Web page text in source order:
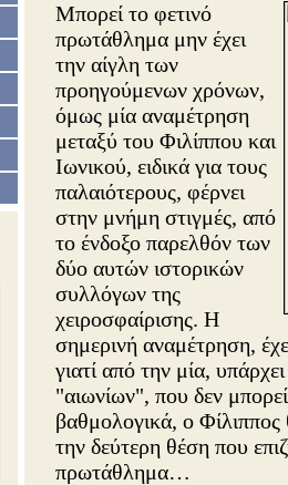
Μπορεί το φετινό
πρωτάθλημα μην έχει
την αίγλη των
προηγούμενων χρόνων,
όμως μία αναμέτρηση
μεταξύ του Φιλίππου και
Ιωνικού, ειδικά για τους
παλαιότερους, φέρνει
στην μνήμη στιγμές, από
το ένδοξο παρελθόν των
δύο αυτών ιστορικών
συλλόγων της
χειροσφαίρισης. Η
σημερινή αναμέτρηση,
γιατί από την μία,
"αιωνίων", που δεν
βαθμολογικά, ο Φίλιππος
την δεύτερη θέση που
πρωτάθλημα…